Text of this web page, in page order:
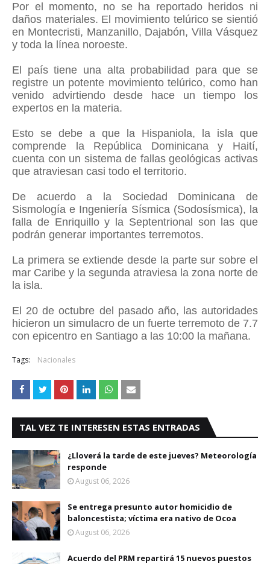
Por el momento, no se ha reportado heridos ni
daños materiales. El movimiento telúrico se sientió
en Montecristi, Manzanillo, Dajabón, Villa Vásquez
y toda la línea noroeste.
El país tiene una alta probabilidad para que se
registre un potente movimiento telúrico, como han
venido advirtiendo desde hace un tiempo los
expertos en la materia.
Esto se debe a que la Hispaniola, la isla que
comprende la República Dominicana y Haití,
cuenta con un sistema de fallas geológicas activas
que atraviesan casi todo el territorio.
De acuerdo a la Sociedad Dominicana de
Sismología e Ingeniería Sísmica (Sodosísmica), la
falla de Enriquillo y la Septentrional son las que
podrán generar importantes terremotos.
La primera se extiende desde la parte sur sobre el
mar Caribe y la segunda atraviesa la zona norte de
la isla.
El 20 de octubre del pasado año, las autoridades
hicieron un simulacro de un fuerte terremoto de 7.7
con epicentro en Santiago a las 10:00 la mañana.
Tags: Nacionales
TAL VEZ TE INTERESEN ESTAS ENTRADAS
¿Lloverá la tarde de este jueves? Meteorología
responde
August 06, 2026
Se entrega presunto autor homicidio de
baloncestista; víctima era nativo de Ocoa
August 06, 2026
Acuerdo del PRM repartirá 15 nuevos puestos